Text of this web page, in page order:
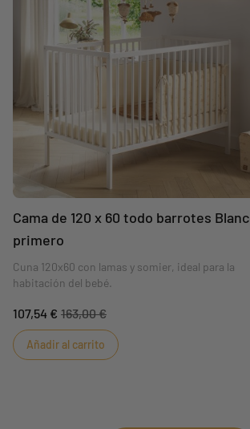
Cama de 120 x 60 todo barrotes
primero
Cuna 120x60 con lamas y somier, ideal para la
habitación del bebé.
107,54 € 163,00 €
Añadir al carrito